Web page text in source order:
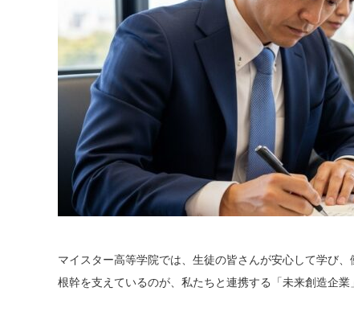
マイスター高等学院では、生徒の皆さんが安心して学び
根幹を支えているのが、私たちと連携する「未来創造企業